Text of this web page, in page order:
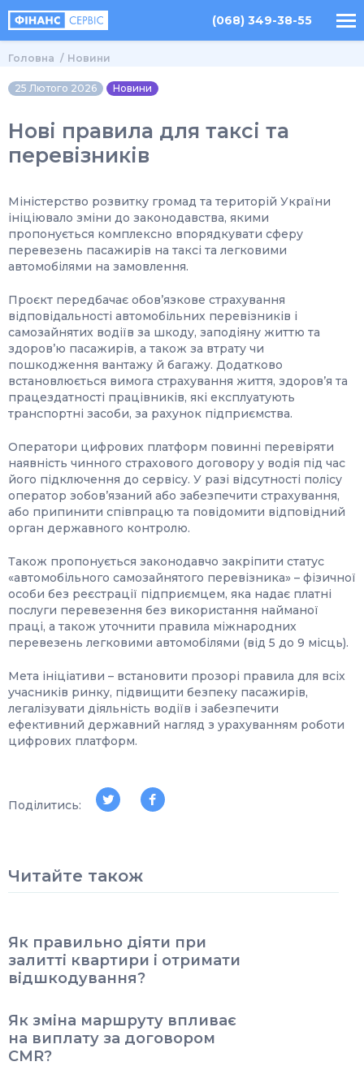
(068) 349-38-55
Головна Новини
25 Лютого 2026 Новини
Нові правила для таксі та
перевізників
Міністерство розвитку громад та територій України
ініціювало зміни до законодавства, якими
пропонується комплексно впорядкувати сферу
перевезень пасажирів на таксі та легковими
автомобілями на замовлення.
Проєкт передбачає обов’язкове страхування
відповідальності автомобільних перевізників і
самозайнятих водіїв за шкоду, заподіяну життю та
здоров’ю пасажирів, а також за втрату чи
пошкодження вантажу й багажу. Додатково
встановлюється вимога страхування життя, здоров’я та
працездатності працівників, які експлуатують
транспортні засоби, за рахунок підприємства.
Оператори цифрових платформ повинні перевіряти
наявність чинного страхового договору у водія під час
його підключення до сервісу. У разі відсутності полісу
оператор зобов’язаний або забезпечити страхування,
або припинити співпрацю та повідомити відповідний
орган державного контролю.
Також пропонується законодавчо закріпити статус
«автомобільного самозайнятого перевізника» – фізичної
особи без реєстрації підприємцем, яка надає платні
послуги перевезення без використання найманої
праці, а також уточнити правила міжнародних
перевезень легковими автомобілями (від 5 до 9 місць).
Мета ініціативи – встановити прозорі правила для всіх
учасників ринку, підвищити безпеку пасажирів,
легалізувати діяльність водіїв і забезпечити
ефективний державний нагляд з урахуванням роботи
цифрових платформ.
Поділитись:
Читайте також
Як правильно діяти при
залитті квартири і отримати
відшкодування?
Як зміна маршруту впливає
на виплату за договором
CMR?